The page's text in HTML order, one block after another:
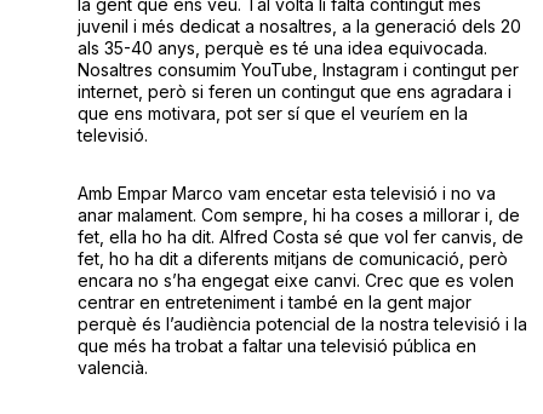
la gent que ens veu. Tal volta li falta contingut més
juvenil i més dedicat a nosaltres, a la generació dels 20
als 35-40 anys, perquè es té una idea equivocada.
Nosaltres consumim YouTube, Instagram i contingut per
internet, però si feren un contingut que ens agradara i
que ens motivara, pot ser sí que el veuríem en la
televisió.
Amb Empar Marco vam encetar esta televisió i no va
anar malament. Com sempre, hi ha coses a millorar i, de
fet, ella ho ha dit. Alfred Costa sé que vol fer canvis, de
fet, ho ha dit a diferents mitjans de comunicació, però
encara no s’ha engegat eixe canvi. Crec que es volen
centrar en entreteniment i també en la gent major
perquè és l’audiència potencial de la nostra televisió i la
que més ha trobat a faltar una televisió pública en
valencià.